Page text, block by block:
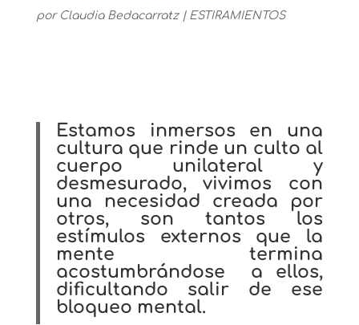
por Claudia Bedacarratz| ESTIRAMIENTOS
Estamos inmersos en una
cultura que rinde un culto al
cuerpo unilateral y
desmesurado, vivimos con
una necesidad creada por
otros, son tantos los
estímulos externos que la
mente termina
acostumbrándose a ellos,
dificultando salir de ese
bloqueo mental.